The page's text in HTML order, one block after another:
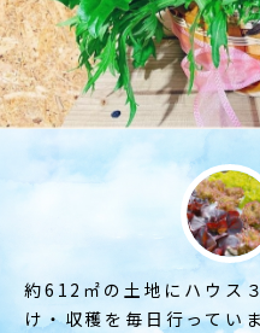
約612㎡の土地にハウス
け・収穫を毎日行ってい